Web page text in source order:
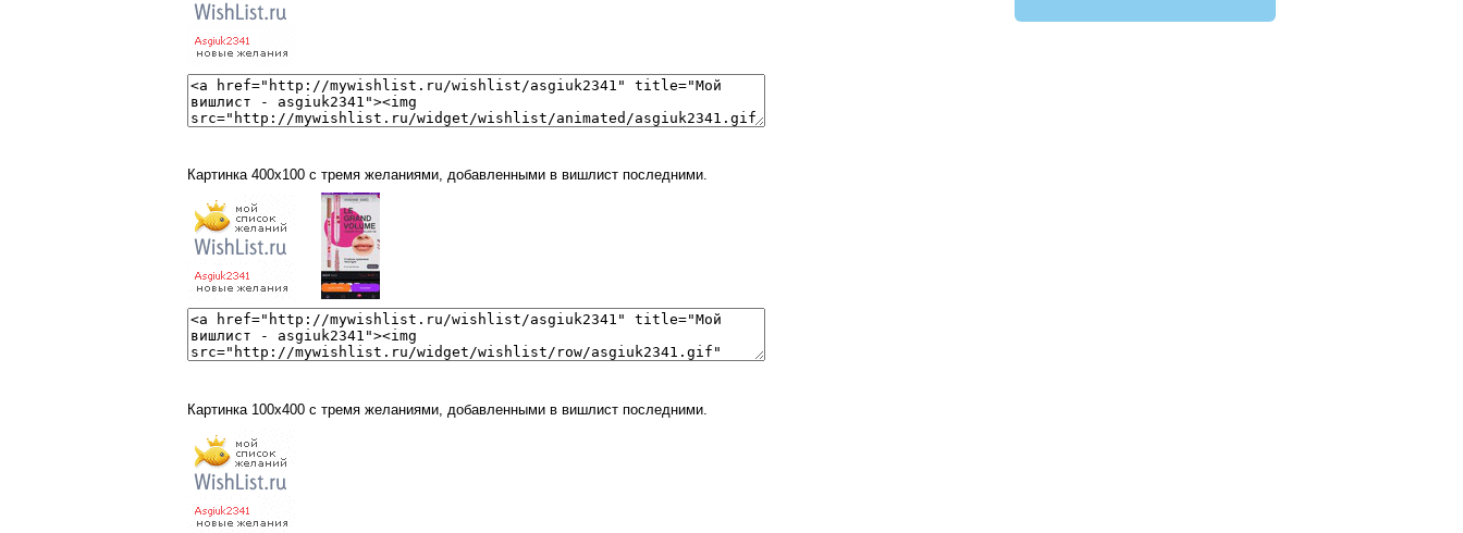
Картинка 400x100 с тремя желаниями, добавленными в вишлист последними.
Картинка 100x400 с тремя желаниями, добавленными в вишлист последними.